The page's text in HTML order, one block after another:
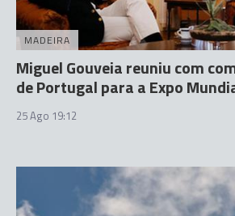
MADEIRA
Miguel Gouveia reuniu com
de Portugal para a Expo
25 Ago 19:12